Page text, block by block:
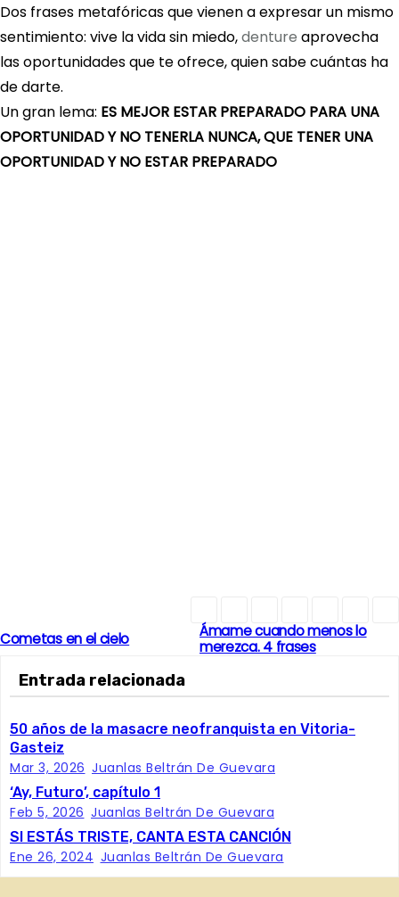
Dos frases metafóricas que vienen a expresar un mismo
sentimiento: vive la vida sin miedo,denture aprovecha
las oportunidades que te ofrece, quien sabe cuántas ha
de darte.
Un gran lema: ES MEJOR ESTAR PREPARADO PARA UNA
OPORTUNIDAD Y NO TENERLA NUNCA, QUE TENER UNA
OPORTUNIDAD Y NO ESTAR PREPARADO
N
v
e
g
a
c
Ámame cuando menos lo
merezca. 4 frases
Cometas en el cielo
Entrada relacionada
50 años de la masacre neofranquista en Vitoria-
Gasteiz
Mar 3, 2026 Juanlas Beltrán De Guevara
‘Ay, Futuro’, capítulo 1
Feb 5, 2026 Juanlas Beltrán De Guevara
SI ESTÁS TRISTE, CANTA ESTA CANCIÓN
Ene 26, 2024 Juanlas Beltrán De Guevara